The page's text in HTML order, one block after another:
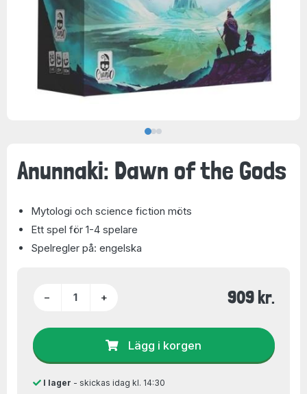
Anunnaki: Dawn of the Gods
Mytologi och science fiction möts
Ett spel för 1-4 spelare
Spelregler på: engelska
− + 909 kr.
Lägg i korgen
I lager - skickas idag kl. 14:30